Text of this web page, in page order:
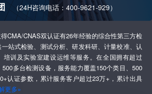
（24H咨询电话：400-9621-929）
CMA/CNAS双认证有26年经验的综合性第三方检
站式检验、测试分析、研发科研、计量校准、认
培训及实验室建设运维等服务。在全国拥有超过
多台检测设备，服务能力覆盖150个类目、500
认证参数，累计服务客户超过23万+，累计出具
更多»